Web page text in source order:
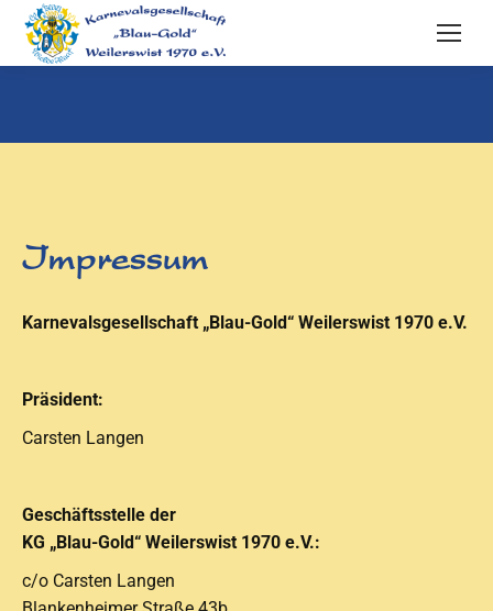
Impressum
Karnevalsgesellschaft „Blau-Gold“ Weilerswist 1970 e.V.
Präsident:
Carsten Langen
Geschäftsstelle der
KG „Blau-Gold“ Weilerswist 1970 e.V.:
c/o Carsten Langen